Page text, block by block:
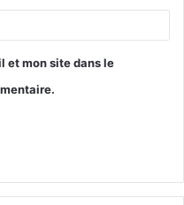
et mon site dans le